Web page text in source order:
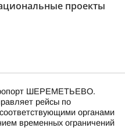
проекты
ШЕРЕМЕТЬЕВО.
рейсы по
органами
временных ограничений